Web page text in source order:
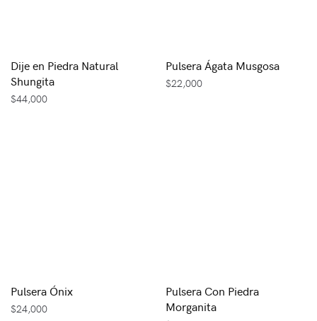
Dije en Piedra Natural
Shungita
$44,000
Pulsera Ágata Musgosa
$22,000
Pulsera Ónix
$24,000
Pulsera Con Piedra
Morganita